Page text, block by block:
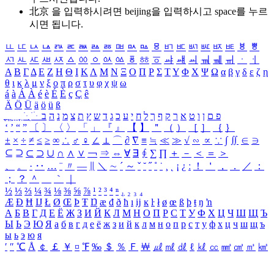
北京 을 입력하시려면 beijing을 입력하시고 space를 누르
시면 됩니다.
ㅥ ㅦ ㅧ ㅨ ㅩ ㅪ ㅫ ㅬ ㅭ ㅮ ㅯ ㅰ ㅱ ㅲ ㅳ ㅴ ㅵ ㅶ ㅷ ㅸ
ㅹ
ㅺ ㅻ ㅼ ㅽ ㅾ ㅿ ㆀ ㆁ ㆂ ㆃ ㆄ ㆅ ㆆ ㆇ ㆈ ㆉ ㆊ ㆋ ㆌ ㆍ
ㆎ
Α Β ΓΔ Ε Ζ Η Θ Ι ΚΛ Μ Ν Ξ Ο Π Ρ Σ ΤΥ Φ Χ Ψ Ω α β γ δ ε ζ η
θ ι κ λ μ ν ξ ο π ρ σ τ υ φ χ ψ ω
á à Á À é è É È ç Ç ê
Ä Ö Ü ä ö ü ß
ִֶֹ ֻּ ׁׂ פ ם ן ו ט א ר ק ף ך ל ח י ע כ ג ד ש ץ ת צ מ נ ה ב
‘ ’ “ ” 〔 〕 〈 〉 「 」 『 』 【 】 ＂ （ ） ［ ］ ｛ ｝
± × ÷ ≠ ≤ ≥ ∞ ∴ ♂ ♀ ∠ ⊥ ⌒ ∂ ∇ ≡ ≒ ≪ ≫ √ ∽ ∝ ∵ ∫ ∬ ∈ ∋
⊆ ⊇ ⊂ ⊃ ∪ ∩ ∧ ∨ ￢ ⇒ ⇔ ∀ ∃ ∮ ∑ ∏ ＋ － ＜ ＝
＞
、
。 · ‥ … ¨ 〃 ― ＼ ∼ ´ ～ ˇ ˘ ˝ ˚ ˙ ¸ ¡ ¿ ː ！ ＇ ， ． ／
：
；
？ ＾ ｀
½ ⅓ ⅔ ¼ ¾ ⅛ ⅜ ⅝ ⅞ ¹ ² ³ ⁴ ⁿ ₁ ₂ ₃ ₄
Æ Ð Ħ Ĳ Ł Ø Œ Þ Ŧ Ŋ æ đ ð ħ ı ĳ ĸ ŀ ł ø œ ß þ ŧ ŋ ŉ
А Б В Г Д Е Ё Ж З И Й К Л М Н О П Р С Т У Ф Х Ц Ч Ш Щ Ъ
Ы Ь Э Ю Я а б в г д е ё ж з и й к л м н о п р с т у ф х ц ч ш щ ъ
ы ь э ю я
′ ″ ℃ Å ￠ ￡ ￥ ¤ ℉ ‰ ＄ ％ Ｆ ￦ ㎕ ㎖ ㎗ ℓ ㎘ ㏄ ㎣ ㎤ ㎥ ㎦